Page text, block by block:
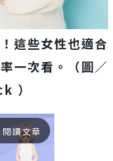
這些女性也適合
一次看。
（圖／
）
閱讀文章